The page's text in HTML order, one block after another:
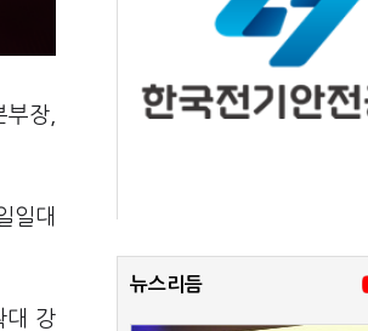
장,
일대
대 강
뉴스리듬